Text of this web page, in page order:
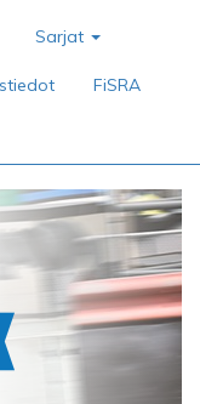
Sarjat
FiSRA